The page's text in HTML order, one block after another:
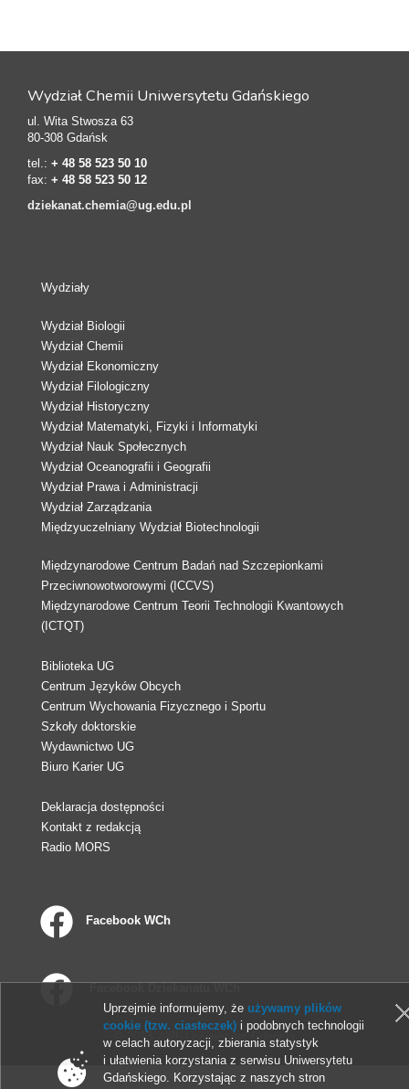
Wydział Chemii Uniwersytetu Gdańskiego
ul. Wita Stwosza 63
80-308 Gdańsk
tel.: + 48 58 523 50 10
fax: + 48 58 523 50 12
dziekanat.chemia@ug.edu.pl
Wydziały
Wydział Biologii
Wydział Chemii
Wydział Ekonomiczny
Wydział Filologiczny
Wydział Historyczny
Wydział Matematyki, Fizyki i Informatyki
Wydział Nauk Społecznych
Wydział Oceanografii i Geografii
Wydział Prawa i Administracji
Wydział Zarządzania
Międzyuczelniany Wydział Biotechnologii
Międzynarodowe Centrum Badań nad Szczepionkami
Przeciwnowotworowymi (ICCVS)
Międzynarodowe Centrum Teorii Technologii Kwantowych
(ICTQT)
Biblioteka UG
Centrum Języków Obcych
Centrum Wychowania Fizycznego i Sportu
Szkoły doktorskie
Wydawnictwo UG
Biuro Karier UG
Deklaracja dostępności
Kontakt z redakcją
Radio MORS
Facebook WCh
© 2013-2026 Uniwersytet Gdański
Uprzejmie informujemy, że używamy plików
cookie (tzw. ciasteczek) i podobnych technologii
w celach autoryzacji, zbierania statystyk
i ułatwienia korzystania z serwisu Uniwersytetu
Gdańskiego. Korzystając z naszych stron